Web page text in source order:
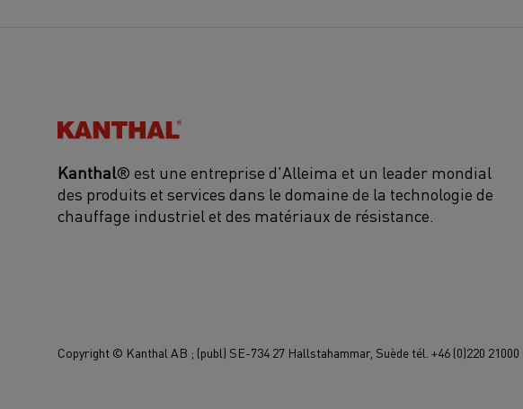
Kanthal®
Kanthal® est une entreprise d'Alleima et un leader mondial
des produits et services dans le domaine de la technologie de
chauffage industriel et des matériaux de résistance.
Copyright © Kanthal AB ; (publ) SE-734 27 Hallstahammar, Suède tél. +46 (0)220 21000